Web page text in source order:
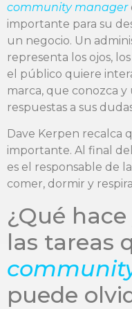
community manager
importante para su
un negocio. Un
representa los ojos,
el público quiere
marca, que conozca
respuestas a sus
Dave Kerpen recalca
importante. Al final del
es el responsable de
comer, dormir y
¿Qué
las tareas
puede